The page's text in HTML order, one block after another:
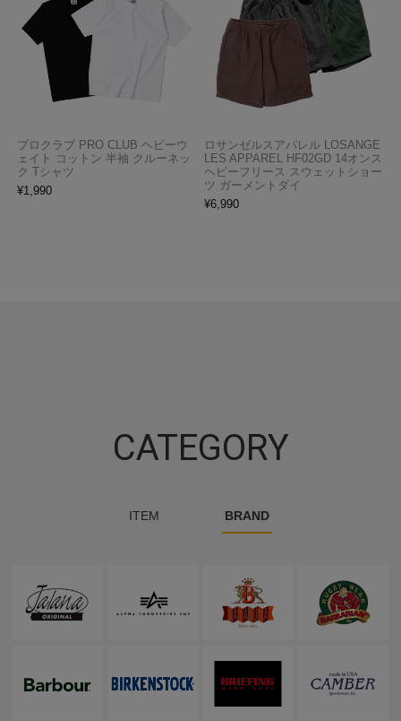
プロクラブ PRO CLUB ヘビーウ
ェイト コットン 半袖 クルーネッ
ク Tシャツ
¥1,990
ロサンゼルスアパレル LOSANGE
LES APPAREL HF02GD 14オンス
ヘビーフリース スウェットショー
ツ ガーメントダイ
¥6,990
CATEGORY
ITEM BRAND